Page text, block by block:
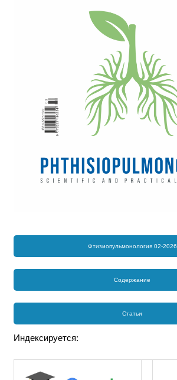
Фтизиопульмонология 02-2026
Содержание
Статьи
Индексируется: